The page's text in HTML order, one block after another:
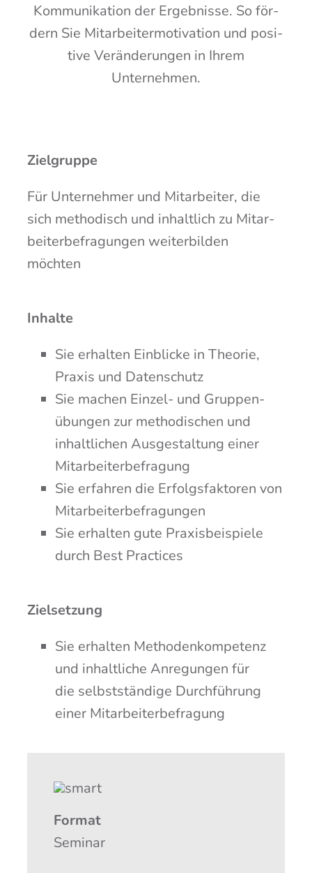
Kom­mu­ni­ka­ti­on der Ergeb­nis­se. So för­
dern Sie Mit­ar­bei­ter­mo­ti­va­ti­on und posi­
ti­ve Ver­än­de­run­gen in Ihrem
Unternehmen.
Ziel­grup­pe
Für Unter­neh­mer und Mit­ar­bei­ter, die
sich metho­disch und inhalt­lich zu Mit­ar­
bei­ter­be­fra­gun­gen wei­ter­bil­den
möchten
Inhal­te
Sie erhal­ten Ein­bli­cke in Theo­rie,
Pra­xis und Datenschutz
Sie machen Ein­zel- und Grup­pen­
übun­gen zur metho­di­schen und
inhalt­li­chen Aus­ge­stal­tung einer
Mitarbeiterbefragung
Sie erfah­ren die Erfolgs­fak­to­ren von
Mitarbeiterbefragungen
Sie erhal­ten gute Pra­xis­bei­spie­le
durch Best Practices
Ziel­set­zung
Sie erhal­ten Metho­den­kom­pe­tenz
und inhalt­li­che Anre­gun­gen für
die selbst­stän­di­ge Durch­füh­rung
einer Mitarbeiterbefragung
For­mat
Semi­nar